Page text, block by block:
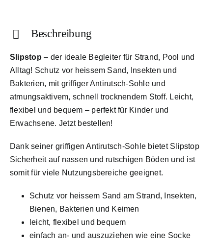
Beschreibung
Slipstop – der ideale Begleiter für Strand, Pool und
Alltag! Schutz vor heissem Sand, Insekten und
Bakterien, mit griffiger Antirutsch-Sohle und
atmungsaktivem, schnell trocknendem Stoff. Leicht,
flexibel und bequem – perfekt für Kinder und
Erwachsene. Jetzt bestellen!
Dank seiner griffigen Antirutsch-Sohle bietet Slipstop
Sicherheit auf nassen und rutschigen Böden und ist
somit für viele Nutzungsbereiche geeignet.
Schutz vor heissem Sand am Strand, Insekten,
Bienen, Bakterien und Keimen
leicht, flexibel und bequem
einfach an- und auszuziehen wie eine Socke